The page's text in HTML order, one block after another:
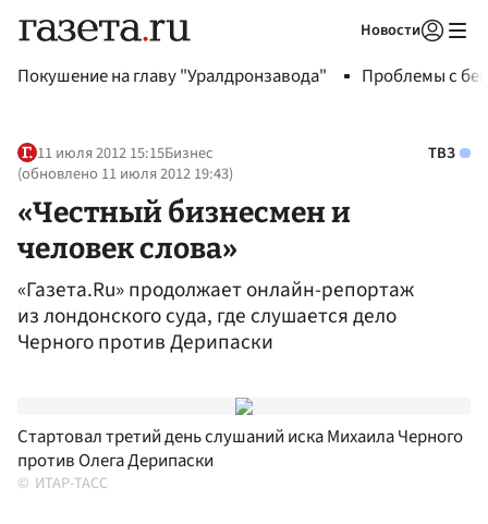
Новости
Покушение на главу "Уралдронзавода" Проблемы с
11 июля 2012 15:15Бизнес
ТВЗ
(обновлено 11 июля 2012 19:43)
«Честный бизнесмен и
человек слова»
«Газета.Ru» продолжает онлайн-репортаж
из лондонского суда, где слушается дело
Черного против Дерипаски
Стартовал третий день слушаний иска Михаила Черного
против Олега Дерипаски
ИТАР-ТАСС